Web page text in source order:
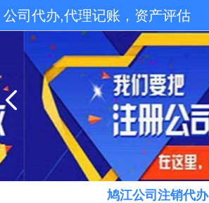
公司代办,代理记账，资产评估
鸠江公司注销代办